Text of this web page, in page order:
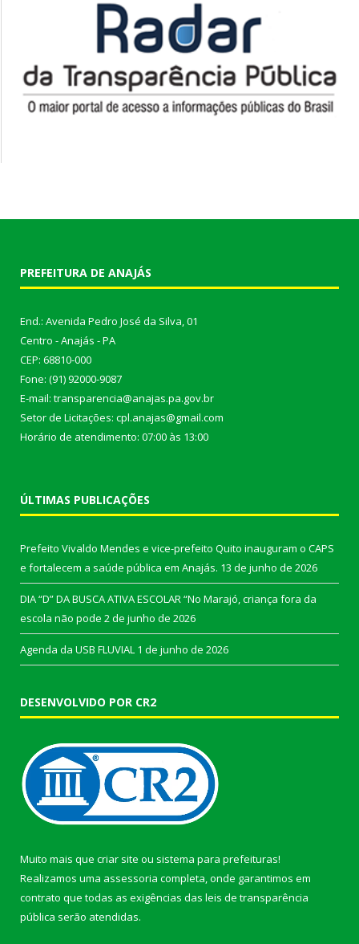
PREFEITURA DE ANAJÁS
End.: Avenida Pedro José da Silva, 01
Centro - Anajás - PA
CEP: 68810-000
Fone: (91) 92000-9087
E-mail: transparencia@anajas.pa.gov.br
Setor de Licitações: cpl.anajas@gmail.com
Horário de atendimento: 07:00 às 13:00
ÚLTIMAS PUBLICAÇÕES
Prefeito Vivaldo Mendes e vice-prefeito Quito inauguram o CAPS
e fortalecem a saúde pública em Anajás. 13 de junho de 2026
DIA “D” DA BUSCA ATIVA ESCOLAR “No Marajó, criança fora da
escola não pode 2 de junho de 2026
Agenda da USB FLUVIAL 1 de junho de 2026
DESENVOLVIDO POR CR2
Muito mais que criar site ou sistema para prefeituras!
Realizamos uma assessoria completa, onde garantimos em
contrato que todas as exigências das leis de transparência
pública serão atendidas.